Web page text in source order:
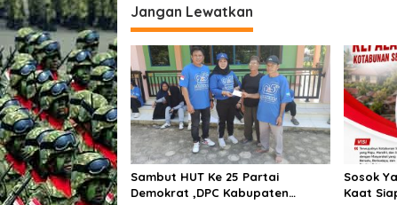
a
s
i
p
o
s
Jangan Lewatkan
Sambut HUT Ke 25 Partai
Demokrat ,DPC Kabupaten
Sosok
Kaat